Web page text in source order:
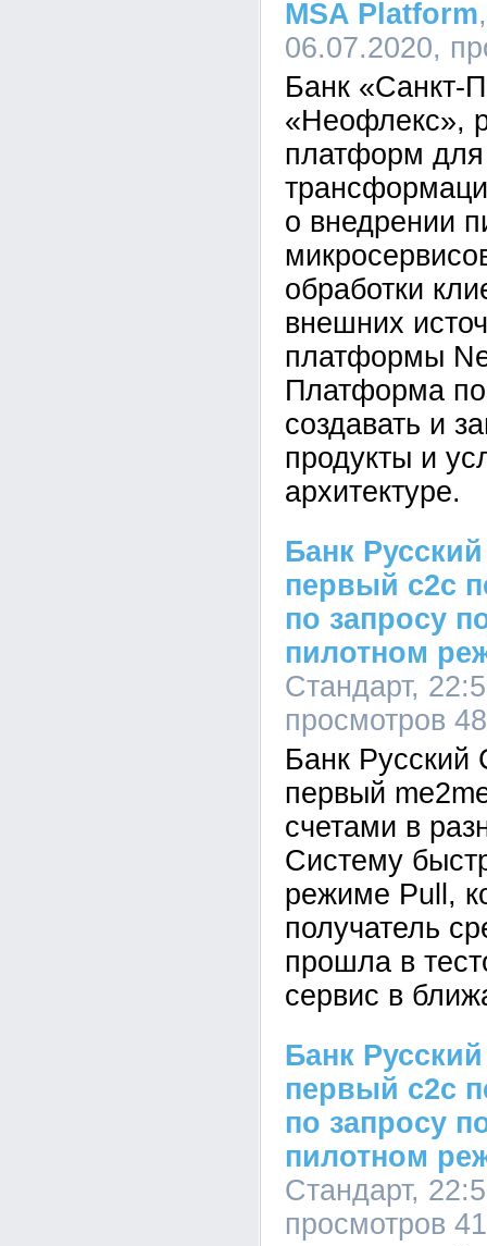
MSA Platform
06.07.2020,
Банк «Санкт-
«Неофлекс»,
платформ
о внедрении
обработки
внешних
платформы
Платформа
создавать и
продукты и
архитектуре.
Банк
первый c2c
по запросу
пилотном
Стандарт,
просмотров
Банк Русский
первый
счетами в
Систему
режиме Pull,
получатель
прошла в
сервис в
Банк
первый c2c
по запросу
пилотном
Стандарт,
просмотров